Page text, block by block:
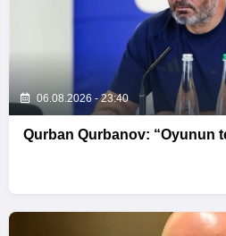
06.08.2026 - 23:40
Qurban Qurbanov: “Oyunun